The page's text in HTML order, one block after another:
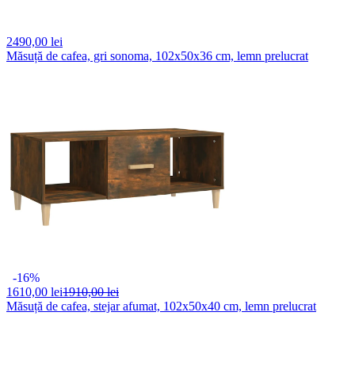
2490,00 lei
Măsuță de cafea, gri sonoma, 102x50x36 cm, lemn prelucrat
-16%
1610,00 lei1910,00 lei
Măsuță de cafea, stejar afumat, 102x50x40 cm, lemn prelucrat